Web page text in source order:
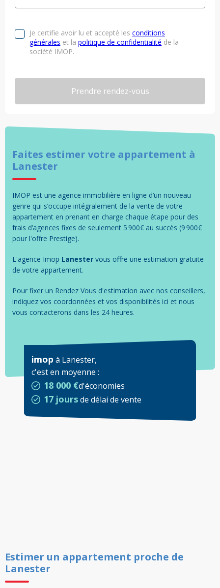
Faites estimer votre appartement à
Lanester
IMOP est une agence immobilière en ligne d’un nouveau
genre qui s’occupe intégralement de la vente de votre
appartement en prenant en charge chaque étape pour des
frais d’agences fixes de seulement 5 900€ au succès (9 900€
pour l'offre Prestige).
L'agence Imop Lanester vous offre une estimation gratuite
de votre appartement.
Pour fixer un Rendez Vous d'estimation avec nos conseillers,
indiquez vos coordonnées et vos disponibilités ici et nous
vous contacterons dans les 24 heures.
imop à Lanester,
c'est en moyenne :
18 000 €d'économies
17 joursde délai de vente
Je certifie avoir lu et accepté les conditions
générales et la politique de confidentialité de la
société IMOP.
Estimer un appartement proche de
Lanester